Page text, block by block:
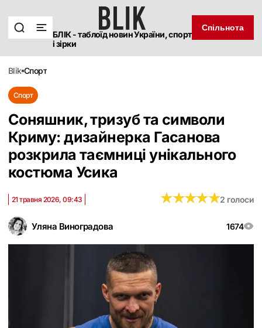
БЛІК - таблоїд новин України, спорт
і зірки
Спільнота
blik спорт
Спорт
Соняшник, тризуб та символи
Криму: дизайнерка Гасанова
розкрила таємниці унікального
костюма Усика
Уляна Виноградова 1674
21 травня 2026, 09:43 ★★★★★
★★★★★2 голоси